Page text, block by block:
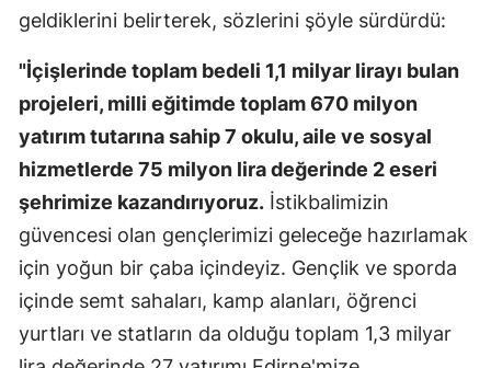
geldiklerini belirterek, sözlerini şöyle sürdürdü:
"İçişlerinde toplam bedeli 1,1 milyar lirayı bulan
projeleri, milli eğitimde toplam 670 milyon
yatırım tutarına sahip 7 okulu, aile ve sosyal
hizmetlerde 75 milyon lira değerinde 2 eseri
şehrimize kazandırıyoruz. İstikbalimizin
güvencesi olan gençlerimizi geleceğe hazırlamak
için yoğun bir çaba içindeyiz. Gençlik ve sporda
içinde semt sahaları, kamp alanları, öğrenci
yurtları ve statların da olduğu toplam 1,3 milyar